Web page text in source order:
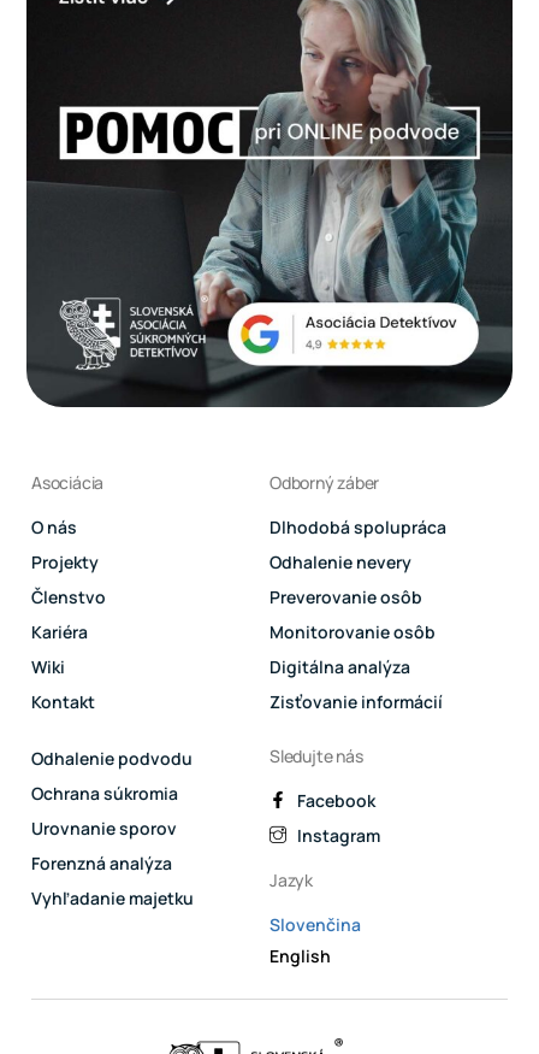
Asociácia
O nás
Projekty
Členstvo
Kariéra
Wiki
Kontakt
Odborný záber
Dlhodobá spolupráca
Odhalenie nevery
Preverovanie osôb
Monitorovanie osôb
Digitálna analýza
Zisťovanie informácií
Odhalenie podvodu
Ochrana súkromia
Urovnanie sporov
Forenzná analýza
Vyhľadanie majetku
Sledujte nás
Facebook
Instagram
Jazyk
Slovenčina
English